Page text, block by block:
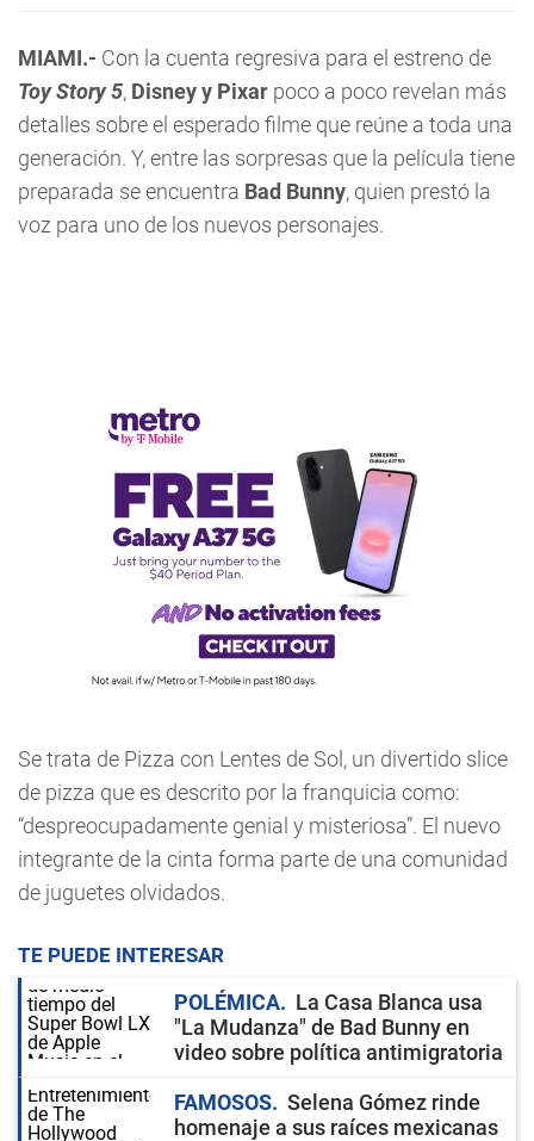
MIAMI.- Con la cuenta regresiva para el estreno de
Toy Story 5, Disney y Pixar poco a poco revelan más
detalles sobre el esperado filme que reúne a toda una
generación. Y, entre las sorpresas que la película tiene
preparada se encuentra Bad Bunny, quien prestó la
voz para uno de los nuevos personajes.
Se trata de Pizza con Lentes de Sol, un divertido slice
de pizza que es descrito por la franquicia como:
“despreocupadamente genial y misteriosa”. El nuevo
integrante de la cinta forma parte de una comunidad
de juguetes olvidados.
TE PUEDE INTERESAR
POLÉMICA
La Casa Blanca usa
"La Mudanza" de Bad Bunny en
video sobre política antimigratoria
FAMOSOS
Selena Gómez rinde
homenaje a sus raíces mexicanas